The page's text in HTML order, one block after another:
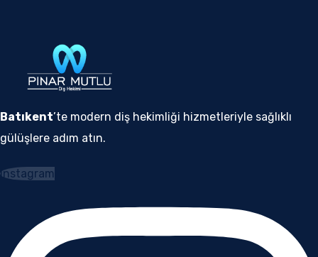
Batıkent’te modern diş hekimliği hizmetleriyle sağlıklı
gülüşlere adım atın.
Instagram